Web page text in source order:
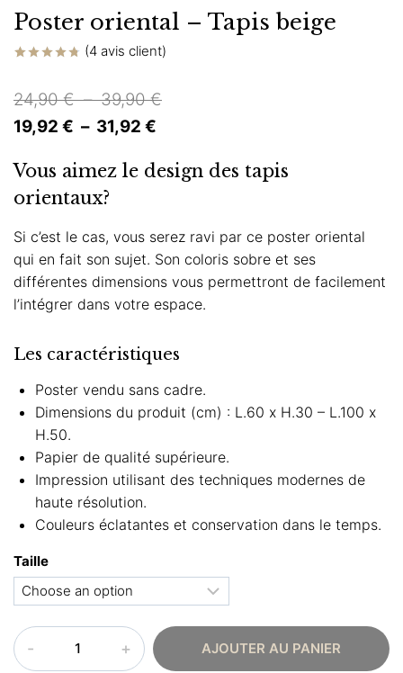
Poster oriental – Tapis beige
sur
notations
client
(4 avis client)
24,90€ – 39,90€Plage
24,90 €
39,90 €
19,92 € – 31,92 €
prix :
à
31,92 €
Vous aimez le design des tapis
orientaux?
Si c’est le cas, vous serez ravi par ce poster oriental
qui en fait son sujet. Son coloris sobre et ses
différentes dimensions vous permettront de facilement
l’intégrer dans votre espace.
Les caractéristiques
Poster vendu sans cadre.
Dimensions du produit (cm) : L.60 x H.30 – L.100 x
H.50.
Papier de qualité supérieure.
Impression utilisant des techniques modernes de
haute résolution.
Couleurs éclatantes et conservation dans le temps.
Taille
quantité
de
AJOUTER AU PANIER